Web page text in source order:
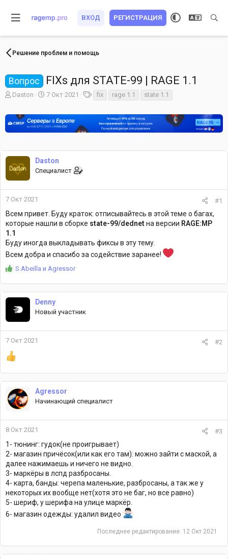
ВХОД РЕГИСТРАЦИЯ
Решение проблем и помощь
Вопрос FIXs для STATE-99 | RAGE 1.1
А
о
е
м
ы
Daston
Д
а
ч
а
а
7 Окт 2021
е
fix rage 1.1 state 1.1
Daston
Специалист
7 Окт 2021 #1
Всем привет. Буду краток: отписывайтесь в этой теме о багах,
которые нашли в сборке state-99/dednetна версии RAGE:MP
1.1
Буду иногда выкладывать фиксы в эту тему.
Всем добра и спасибо за содействие заранее!
Р
а
к
ц
и
и
:
S.Abeilla и Agressor
Denny
Новый участник
7 Окт 2021 #2
Agressor
Начинающий специалист
8 Окт 2021 #3
1- тюнинг: гудок(не проигрывает)
2- магазин причёсок(или как его там): можно зайти с маской, а
далее нажимаешь и ничего не видно.
3- маркёры в лспд разбросаны.
4- карта, банды: черепа маленькие, разбросаны, а так же у
некоторых их вообще нет(хотя это не баг, но все равно)
5- шериф, у шерифа на улице маркёр.
6- магазин одежды: удалил видео
Последнее редактирование: 12 Окт 2021